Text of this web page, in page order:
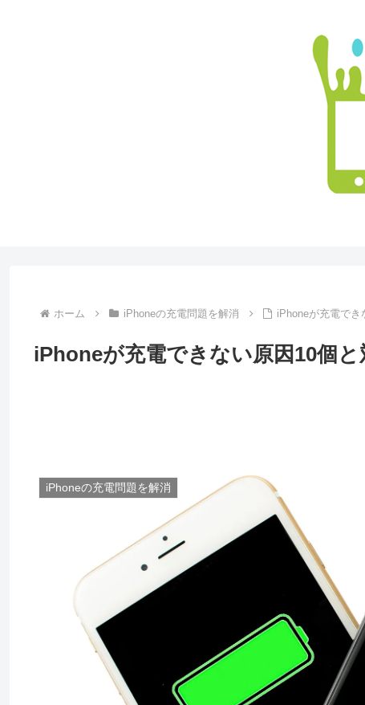
ホーム iPhoneの充電問題を解消 iPhoneが充電で
iPhoneが充電できない原因10個と
iPhoneの充電問題を解消